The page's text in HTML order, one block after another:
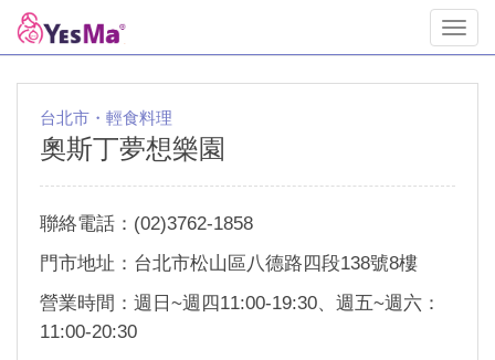
台北市・輕食料理
奧斯丁夢想樂園
聯絡電話：(02)3762-1858
門市地址：台北市松山區八德路四段138號8樓
營業時間：週日~週四11:00-19:30、週五~週六：
11:00-20:30